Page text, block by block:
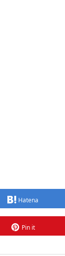
Hatena
Pin it